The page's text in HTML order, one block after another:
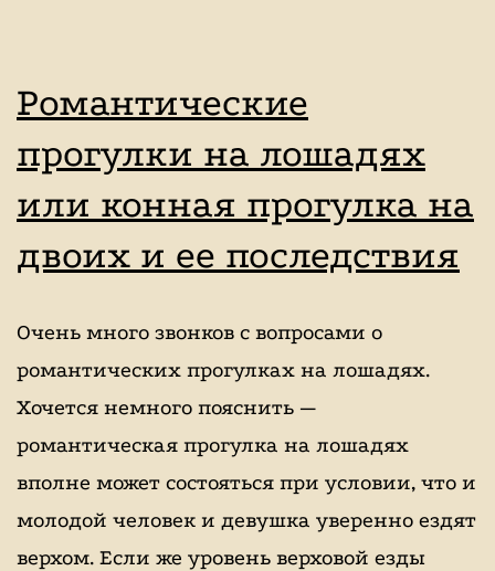
Романтические
прогулки на лошадях
или конная прогулка на
двоих и ее последствия
Очень много звонков с вопросами о
романтических прогулках на лошадях.
Хочется немного пояснить —
романтическая прогулка на лошадях
вполне может состояться при условии, что и
молодой человек и девушка уверенно ездят
верхом. Если же уровень верховой езды